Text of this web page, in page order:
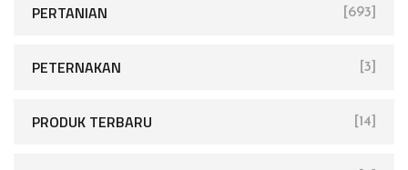
PERTANIAN [693]
PETERNAKAN [3]
PRODUK TERBARU [14]